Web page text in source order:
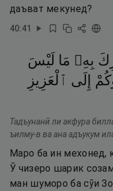
даъват мекунед?
40:41
بِهِۦ مَا لَيْسَ
إِلَى ٱلْعَزِيزِ
Тадъунанӣ ли акфура
ъилму-в ва ана адъукум
Маро ба ин мехонед,
Ӯ чизеро шарик
ман шуморо ба сӯи